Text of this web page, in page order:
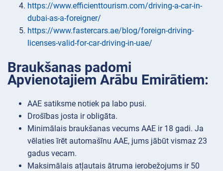
https://www.efficienttourism.com/driving-a-car-in-
dubai-as-a-foreigner/
https://www.fastercars.ae/blog/foreign-driving-
licenses-valid-for-car-driving-in-uae/
Braukšanas padomi
Apvienotajiem Arābu Emirātiem:
AAE satiksme notiek pa labo pusi.
Drošības josta ir obligāta.
Minimālais braukšanas vecums AAE ir 18 gadi. Ja
vēlaties īrēt automašīnu AAE, jums jābūt vismaz 23
gadus vecam.
Maksimālais atļautais ātruma ierobežojums ir 50